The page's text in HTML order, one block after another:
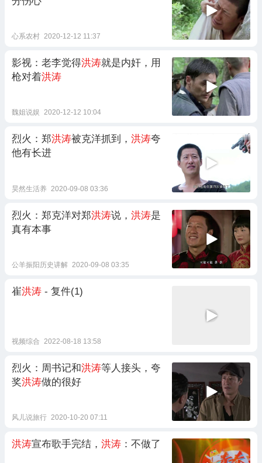
心系农村 2020-12-12 11:37
影视：老李觉得洪涛就是内奸，用
枪对着洪涛
魏姐说娱 2020-12-12 10:04
烈火：郑洪涛被克洋抓到， 洪涛夸
他有长进
昊然生活养 2020-09-08 03:36
烈火：郑克洋对郑洪涛说， 洪涛是
真有本事
公羊振阳历史讲解 2020-09-08 03:35
崔洪涛 - 复件(1)
视频综合 2022-08-18 13:58
烈火：周书记和洪涛等人接头，夸
奖洪涛做的很好
风儿说旅行 2020-10-20 07:11
洪涛宣布歌手完结， 洪涛 ：不做了